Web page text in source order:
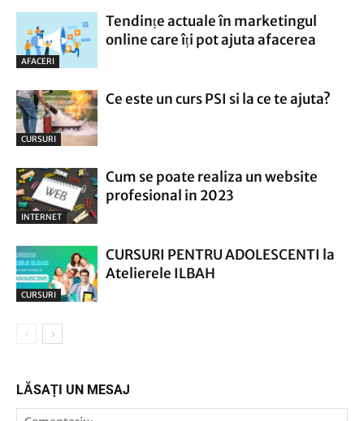
AFACERI
Tendințe actuale în marketingul
online care îți pot ajuta afacerea
CURSURI
Ce este un curs PSI si la ce te ajuta?
INTERNET
Cum se poate realiza un website
profesional in 2023
CURSURI
CURSURI PENTRU ADOLESCENTI la
Atelierele ILBAH
LĂSAȚI UN MESAJ